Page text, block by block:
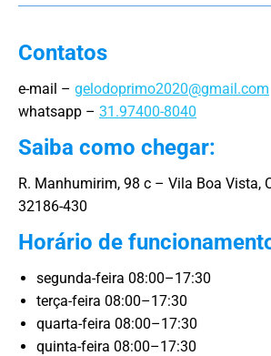
Contatos
e-mail – gelodoprimo2020@gmail.com
whatsapp – 31.97400-8040
Saiba como chegar:
R. Manhumirim, 98 c – Vila Boa Vista,
32186-430
Horário de
segunda-feira 08:00–17:30
terça-feira 08:00–17:30
quarta-feira 08:00–17:30
quinta-feira 08:00–17:30